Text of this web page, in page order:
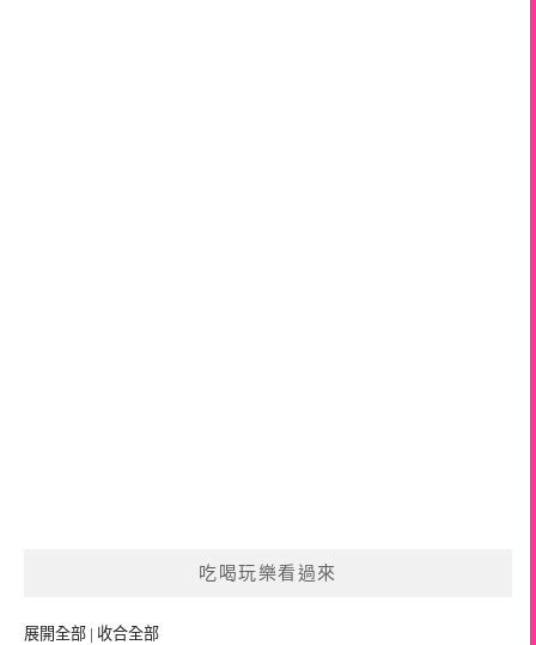
吃喝玩樂看過來
展開全部 | 收合全部